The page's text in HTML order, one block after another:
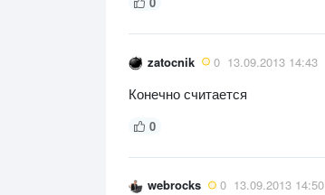
zatocnik 0 13.09.2013 14:43
Конечно считается
0
webrocks 0 13.09.2013 14:50